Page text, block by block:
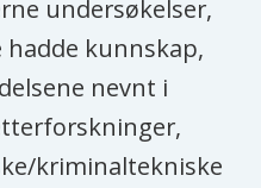
undersøkelser,
kunnskap,
nevnt i
kriminaltekniske